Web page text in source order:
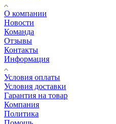
О компании
Новости
Команда
Отзывы
Контакты
Информация
Условия оплаты
Условия доставки
Гарантия на товар
Компания
Политика